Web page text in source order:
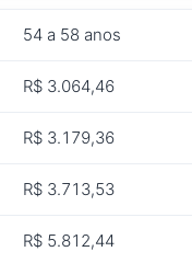
54 a 58 anos
R$ 3.064,46
R$ 3.179,36
R$ 3.713,53
R$ 5.812,44